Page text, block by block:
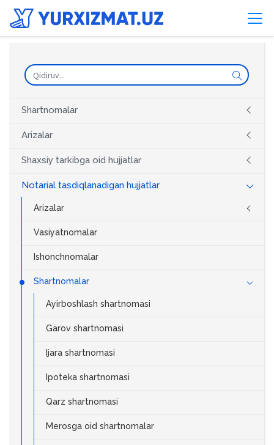
Shartnomalar
Arizalar
Shaxsiy tarkibga oid hujjatlar
Notarial tasdiqlanadigan hujjatlar
Arizalar
Vasiyatnomalar
Ishonchnomalar
Shartnomalar
Ayirboshlash shartnomasi
Garov shartnomasi
Ijara shartnomasi
Ipoteka shartnomasi
Qarz shartnomasi
Merosga oid shartnomalar